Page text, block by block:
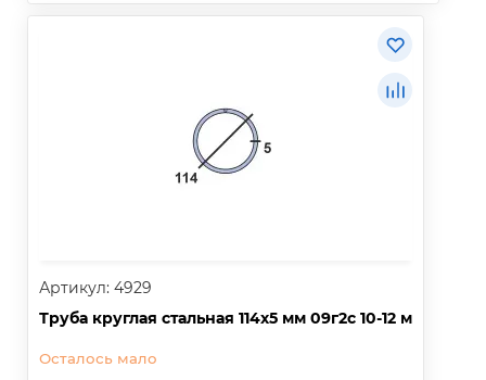
Артикул: 4929
Труба круглая стальная 114х5 мм 09г2с 10-12 м
Осталось мало